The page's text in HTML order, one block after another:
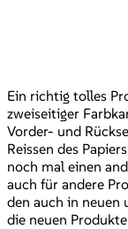
Ein richtig tolles
zweiseitiger
Vorder- und
Reissen des
noch mal einen
auch für andere
den auch in neuen
die neuen